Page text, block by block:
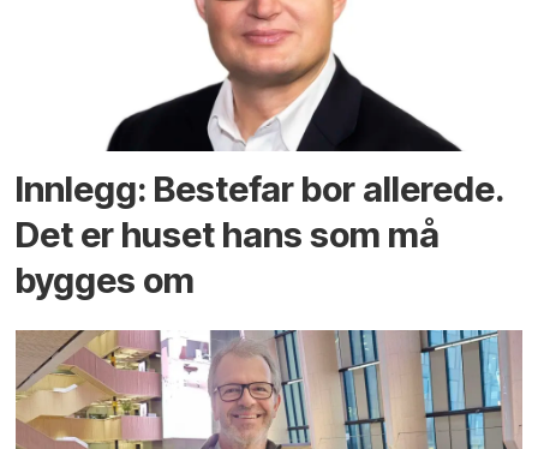
Innlegg: Bestefar bor allerede.
Det er huset hans som må
bygges om